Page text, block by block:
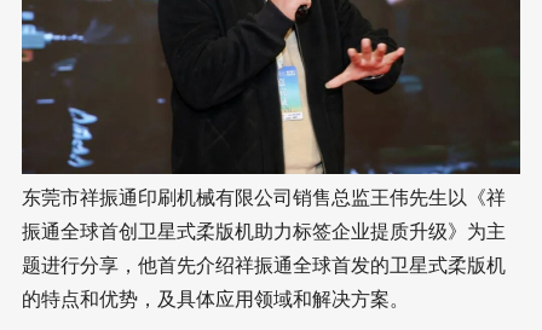
东莞市祥振通印刷机械有限公司销售总监王伟先生以《祥
振通全球首创卫星式柔版机助力标签企业提质升级》为主
题进行分享，他首先介绍祥振通全球首发的卫星式柔版机
的特点和优势，及具体应用领域和解决方案。